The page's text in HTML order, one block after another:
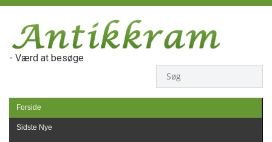
- Værd at besøge
Forside
Sidste Nye